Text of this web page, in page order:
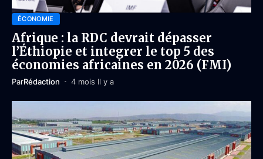
ÉCONOMIE
Afrique : la RDC devrait dépasser
l’Éthiopie et integrer le top 5 des
économies africaines en 2026 (FMI)
ParRédaction 4 mois Il y a